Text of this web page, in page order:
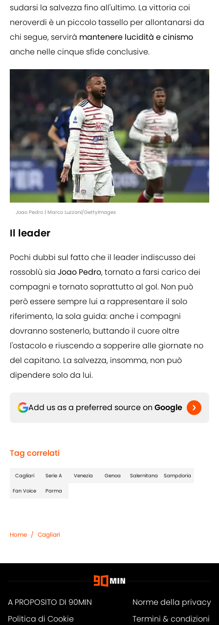
sudarsi la salvezza fino all'ultimo. La vittoria coi
neroverdi è un piccolo tassello per allontanarsi da
chi segue, servirà mantenere lucidità e cinismo
anche nelle cinque sfide conclusive.
Joao Pedro | Marco Luzzani/GettyImages
Il leader
Pochi dubbi sul fatto che il leader indiscusso dei
rossoblù sia Joao Pedro, tornato a farsi carico dei
compagni e tornato soprattutto al gol. Non può
però essere sempre lui a rappresentare il solo
riferimento, la sola guida: anche i compagni
dovranno sostenerlo, buttando il cuore oltre
l'ostacolo e riuscendo a sopperire alle giornate no
del capitano. La salvezza, insomma, non può
dipendere solo da lui.
Add us as a preferred source on Google
Tag correlati
Cagliari Serie A Venezia Genoa Salernitana Sampdoria
Fan Voice Parma
Home / Cagliari
A PROPOSITO DI 90MIN
Norme della privacy
Politica di Cookie
Termini & condizioni